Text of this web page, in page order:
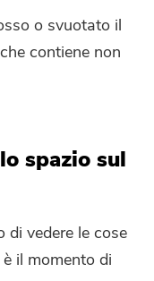
o svuotato il
contiene non
spazio sul
di vedere le cose
il momento di